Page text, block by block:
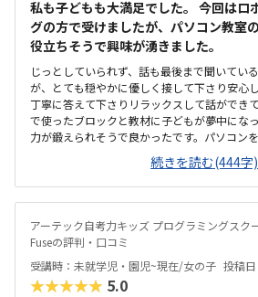
私も子どもも大満足でした。 今回はロ
グの方で受けましたが、パソコン教室
役立ちそうで興味が湧きました。
じっとしていられず、話も最後まで聞いてい
が、とても穏やかに優しく接して下さり安心
丁寧に答えて下さりリラックスして話ができ
で使ったブロックと教材に子どもが夢中にな
力が鍛えられそうで良かったです。パソコン
体験でしたが、自分の組んだプログラムをロ
トが動くのに大興奮でした。アクセスとして
ばならないのが少し心配ですが、距離はそん
です。綺麗に整理整頓されていてアットホー
く、パソコンと机も十分に揃えられていて良
る習い事の中では一番高額ですが、他のロボ
室と比べればお手頃だと思います。カリキュ
すが、何より先生がやさしく何をするにも褒
いことも拗ねたりせず子どもが生き生きと楽
続きを読む(444字)
アーテック自考力キッズ プログラミングスク
Fuseの評判・口コミ
受講時：未就学児・園児~現在/女の子 投稿
★★★★★ 5.0